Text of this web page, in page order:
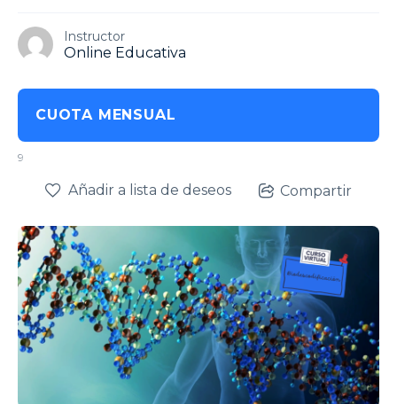
Instructor
Online Educativa
CUOTA MENSUAL
9
Añadir a lista de deseos Compartir